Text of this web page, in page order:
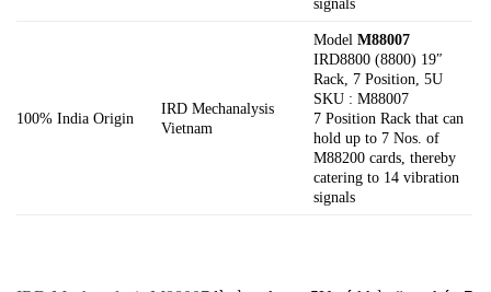
100% India Origin
IRD Mechanalysis
Vietnam
Model M88007
IRD8800 (8800) 19″
Rack, 7 Position, 5U
SKU : M88007
7 Position Rack that can
hold up to 7 Nos. of
M88200 cards, thereby
catering to 14 vibration
signals